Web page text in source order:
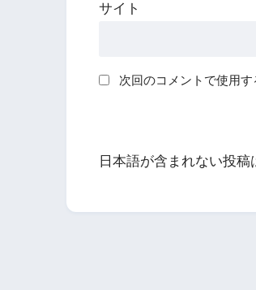
サイト
次回のコメントで使用
日本語が含まれない投